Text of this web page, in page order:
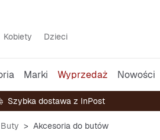
Kobiety Dzieci
Marki Wyprzedaż Nowości
Szybka dostawa z InPost
Buty Akcesoria do butów